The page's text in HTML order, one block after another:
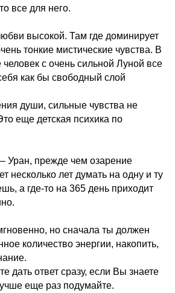
все для него.
высокой. Там где доминирует
тонкие мистические чувства. В
с очень сильной Луной все
как бы свободный слой
души, сильные чувства не
еще детская психика по
Уран, прежде чем озарение
несколько лет думать на одну и ту
а где-то на 365 день приходит
но сначала ты должен
количество энергии, накопить,
дать ответ сразу, если Вы знаете
еще раз подумайте.